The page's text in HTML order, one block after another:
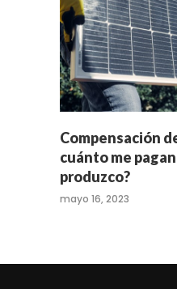
Compensación
cuánto me
produzco?
mayo 16, 2023